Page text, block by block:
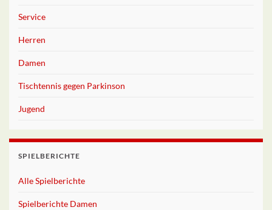
Service
Herren
Damen
Tischtennis gegen Parkinson
Jugend
SPIELBERICHTE
Alle Spielberichte
Spielberichte Damen